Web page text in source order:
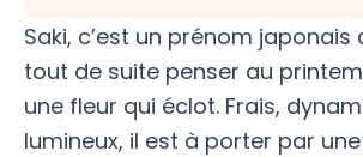
Saki, c’est un prénom japonais
tout de suite penser au
une fleur qui éclot. Frais,
lumineux, il est à porter par